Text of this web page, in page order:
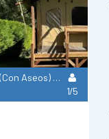
Lodge Isatis (Con Aseos) Novedad 2025
1/5